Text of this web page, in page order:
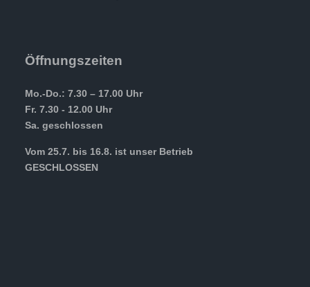
Öffnungszeiten
Mo.-Do.: 7.30 – 17.00 Uhr
Fr. 7.30 - 12.00 Uhr
Sa. geschlossen
Vom 25.7. bis 16.8. ist unser Betrieb
GESCHLOSSEN